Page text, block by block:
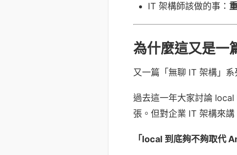
IT 架構師該做的事：
為什麼這又是一
又一篇「無聊 IT 架構」系
過去這一年大家討論
張。但對企業 IT 架構來講
「local 到底夠不夠取代